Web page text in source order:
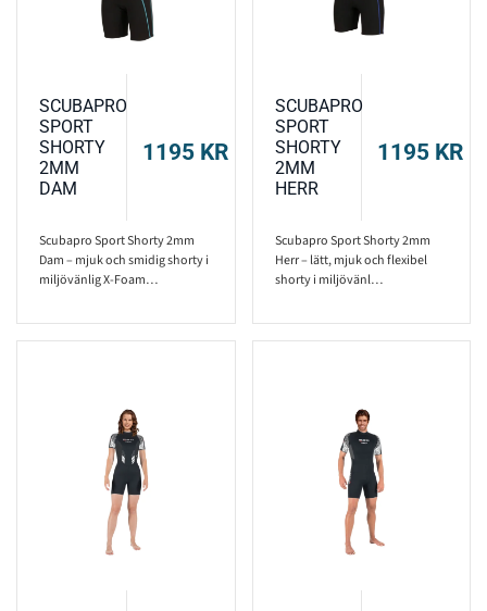
SCUBAPRO
SPORT
SHORTY
2MM
DAM
1195 KR
Scubapro Sport Shorty 2mm
Dam – mjuk och smidig shorty i
miljövänlig X-Foam…
SCUBAPRO
SPORT
SHORTY
2MM
HERR
1195 KR
Scubapro Sport Shorty 2mm
Herr – lätt, mjuk och flexibel
shorty i miljövänl…